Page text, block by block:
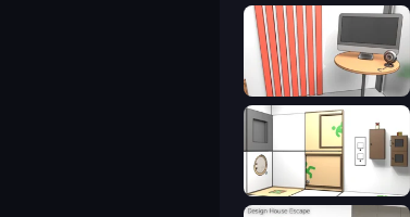
Computer Office Escape
Puzzle Room Escape